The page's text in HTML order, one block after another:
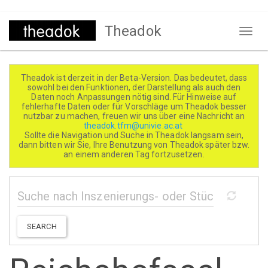
Direkt
Theadok
Theadok ist derzeit in der Beta-Version. Das bedeutet, dass
sowohl bei den Funktionen, der Darstellung als auch den
Daten noch Anpassungen nötig sind. Für Hinweise auf
fehlerhafte Daten oder für Vorschläge um Theadok besser
nutzbar zu machen, freuen wir uns über eine Nachricht an
theadok.tfm@univie.ac.at
Sollte die Navigation und Suche in Theadok langsam sein,
dann bitten wir Sie, Ihre Benutzung von Theadok später bzw.
an einem anderen Tag fortzusetzen.
SEARCH